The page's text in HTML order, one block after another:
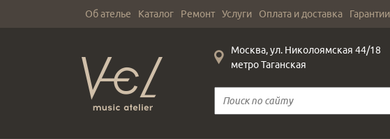
Об ателье Каталог Ремонт Услуги Оплата и доставка Гарантии
Москва, ул. Николоямская 44/18
метро Таганская